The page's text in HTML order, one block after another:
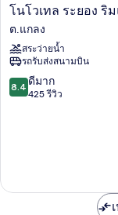
โน
เทล
ระยอง
ริม
แพ
รีสอร์ท
โนโวเทล ระยอง ริ
ต.แกลง
สระว่ายน้ำ
รถรับส่งสนามบิน
8.4
จาก
8.4 ดีมาก
425 รีวิว